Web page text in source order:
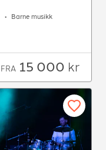
Barne musikk
FRA 15 000 kr